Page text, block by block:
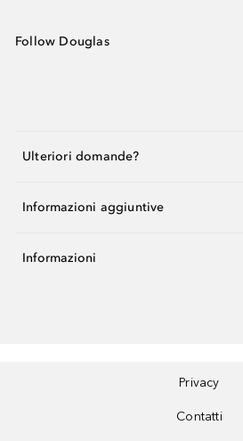
Follow Douglas
Ulteriori domande?
Informazioni aggiuntive
Informazioni
Privacy
Contatti